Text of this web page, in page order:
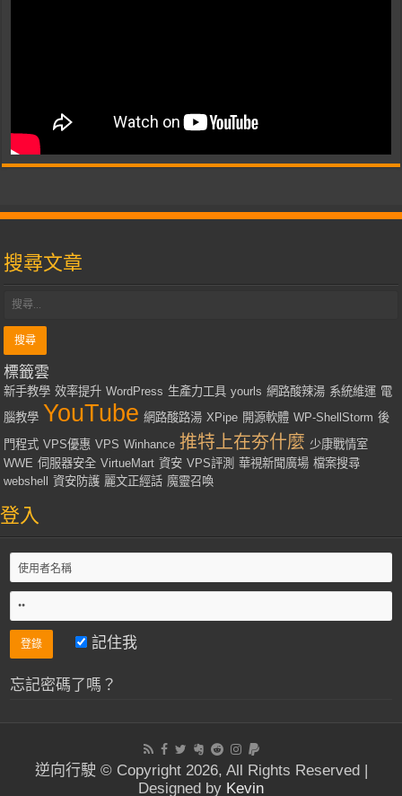
搜尋文章
標籤雲
新手教學 效率提升 WordPress 生產力工具 yourls 網路酸辣湯 系統維運 電
腦教學 YouTube 網路酸路湯 XPipe 開源軟體 WP-ShellStorm 後
門程式 VPS優惠 VPS Winhance 推特上在夯什麼 少康戰情室
WWE 伺服器安全 VirtueMart 資安 VPS評測 華視新聞廣場 檔案搜尋
webshell
資安防護 麗文正經話 魔靈召喚
登入
記住我
忘記密碼了嗎？
逆向行駛 © Copyright 2026, All Rights Reserved |
Designed by Kevin